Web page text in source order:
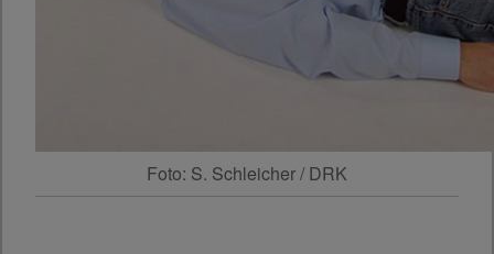
Foto: S. Schleicher / DRK